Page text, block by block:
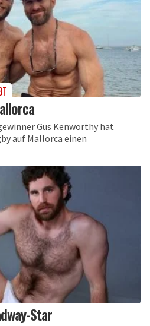
Gus Kenworthy hat
auf Mallorca einen
Star